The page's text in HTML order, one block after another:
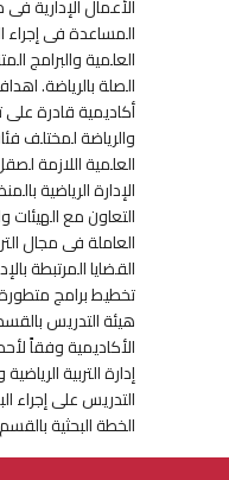
الأعمال الإدارية
المساعدة فى إجراء
العلمية والبرامج
الصلة بالرياضة.
أكاديمية قادرة على
والرياضة لمختلف
العلمية اللازمة
الإدارة الرياضية
التعاون مع
العاملة فى مجال
القضايا المرتبطة
تخطيط برامج
هيئة التدريس
الأكاديمية وفقاً
إدارة التربية
التدريس على إجراء
الخطة البحثية بالقسم